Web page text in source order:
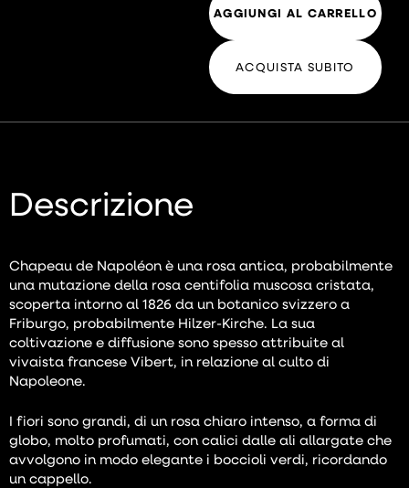
AGGIUNGI AL CARRELLO
ACQUISTA SUBITO
Descrizione
Chapeau de Napoléon è una rosa antica, probabilmente
una mutazione della rosa centifolia muscosa cristata,
scoperta intorno al 1826 da un botanico svizzero a
Friburgo, probabilmente Hilzer-Kirche. La sua
coltivazione e diffusione sono spesso attribuite al
vivaista francese Vibert, in relazione al culto di
Napoleone.
I fiori sono grandi, di un rosa chiaro intenso, a forma di
globo, molto profumati, con calici dalle ali allargate che
avvolgono in modo elegante i boccioli verdi, ricordando
un cappello.